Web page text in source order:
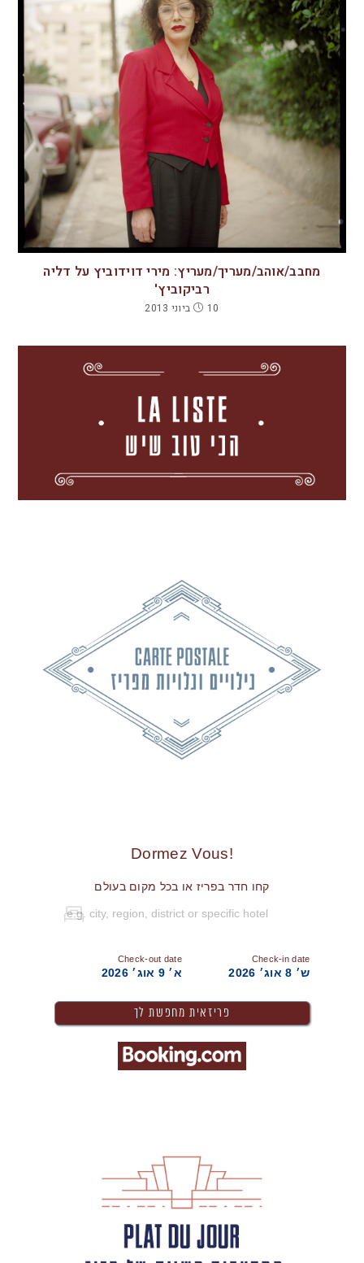
מחבב/אוהב/מעריך/מעריץ: מירי דוידוביץ על דליה
רביקוביץ'
10 ביוני 2013
!Dormez Vous
קחו חדר בפריז או בכל מקום בעולם
Check-in date
ש׳ 8 אוג׳ 2026
Check-out date
א׳ 9 אוג׳ 2026